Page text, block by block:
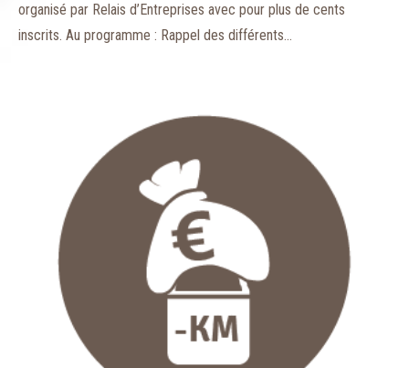
organisé par Relais d’Entreprises avec pour plus de cents
inscrits. Au programme : Rappel des différents…